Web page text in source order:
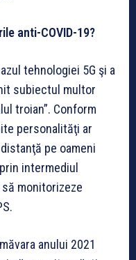
anti-COVID-19?
tehnologiei 5G şi a
subiectul multor
troian”. Conform
personalităţi ar
pe oameni
intermediul
monitorizeze
anului 2021